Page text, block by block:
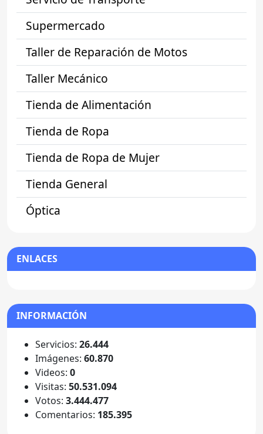
Supermercado
Taller de Reparación de Motos
Taller Mecánico
Tienda de Alimentación
Tienda de Ropa
Tienda de Ropa de Mujer
Tienda General
Óptica
ENLACES
INFORMACIÓN
Servicios: 26.444
Imágenes: 60.870
Videos: 0
Visitas: 50.531.094
Votos: 3.444.477
Comentarios: 185.395